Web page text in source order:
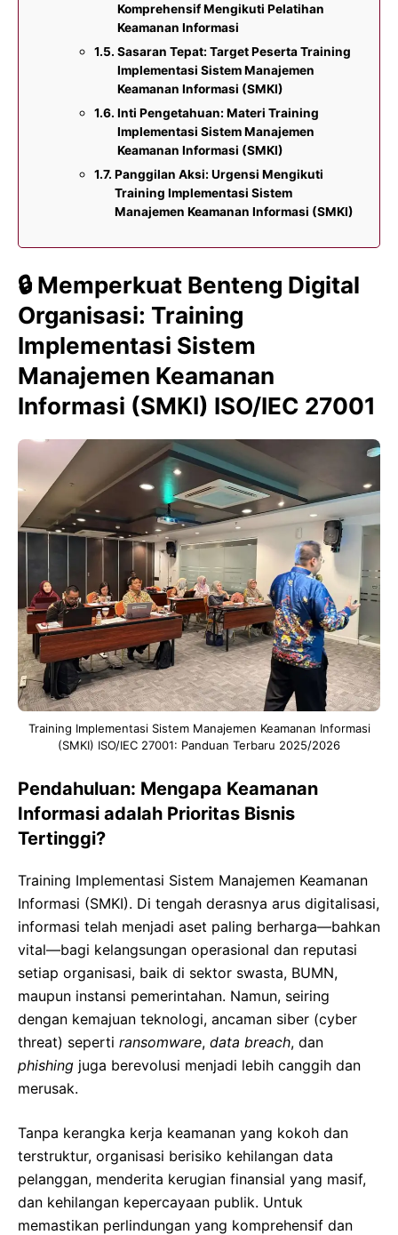
Komprehensif Mengikuti Pelatihan
Keamanan Informasi
Sasaran Tepat: Target Peserta Training
Implementasi Sistem Manajemen
Keamanan Informasi (SMKI)
Inti Pengetahuan: Materi Training
Implementasi Sistem Manajemen
Keamanan Informasi (SMKI)
Panggilan Aksi: Urgensi Mengikuti
Training Implementasi Sistem
Manajemen Keamanan Informasi (SMKI)
🔒 Memperkuat Benteng Digital
Organisasi: Training
Implementasi Sistem
Manajemen Keamanan
Informasi (SMKI) ISO/IEC 27001
Training Implementasi Sistem Manajemen Keamanan Informasi
(SMKI) ISO/IEC 27001: Panduan Terbaru 2025/2026
Pendahuluan: Mengapa Keamanan
Informasi adalah Prioritas Bisnis
Tertinggi?
Training Implementasi Sistem Manajemen Keamanan
Informasi (SMKI). Di tengah derasnya arus digitalisasi,
informasi telah menjadi aset paling berharga—bahkan
vital—bagi kelangsungan operasional dan reputasi
setiap organisasi, baik di sektor swasta, BUMN,
maupun instansi pemerintahan. Namun, seiring
dengan kemajuan teknologi, ancaman siber (cyber
threat) seperti ransomware, data breach, dan
phishing juga berevolusi menjadi lebih canggih dan
merusak.
Tanpa kerangka kerja keamanan yang kokoh dan
terstruktur, organisasi berisiko kehilangan data
pelanggan, menderita kerugian finansial yang masif,
dan kehilangan kepercayaan publik. Untuk
memastikan perlindungan yang komprehensif dan